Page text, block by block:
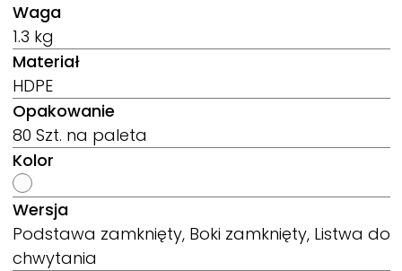
Waga
1.3 kg
Materiał
HDPE
Opakowanie
80 Szt. na paleta
Kolor
Wersja
Podstawa zamknięty, Boki zamknięty, Listwa do
chwytania